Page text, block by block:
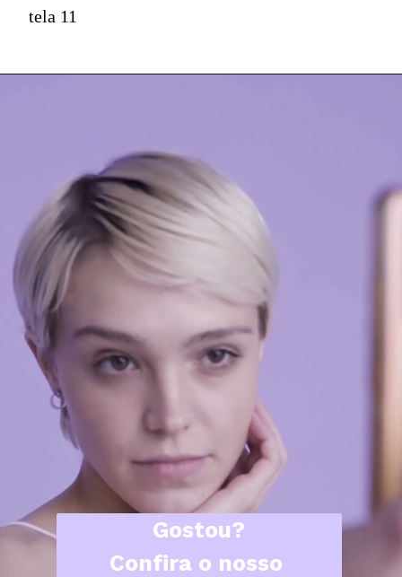
tela 11
Gostou?
Confira o nosso